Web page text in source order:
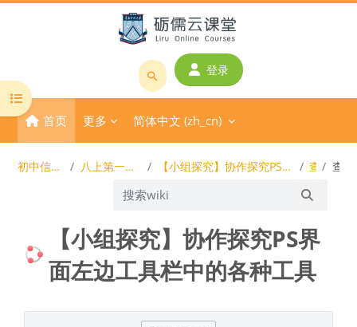
搜
课
程
师
称
登录
首页 更多 简体中文 ‎(zh_cn)‎
打开课程索引
初中信息技术课程 八上第一单元-1-图像处理 【小组探究】协作探究PS界面左边工具栏中的各种工具 查看
搜索wiki
【小组探究】协作探究PS界
面左边工具栏中的各种工具